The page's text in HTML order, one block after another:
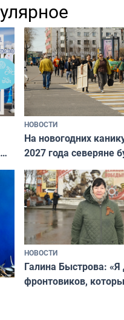
НОВОСТИ
На новогодних
2027 года северяне
отдыхать 11 дней
НОВОСТИ
Галина Быстрова: «Я
фронтовиков,